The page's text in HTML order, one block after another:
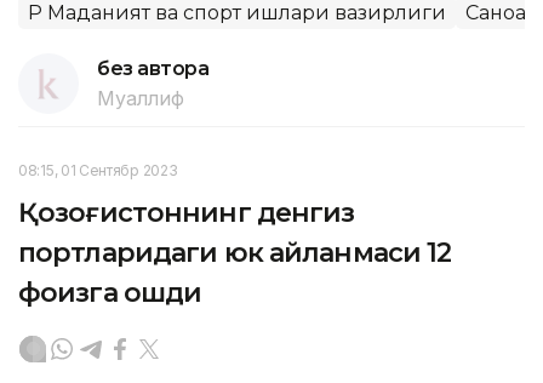
ҚР Маданият ва спорт ишлари вазирлиги Саноат
без автора
Муаллиф
08:15, 01 Сентябр 2023
Қозоғистоннинг денгиз
портларидаги юк айланмаси 12
фоизга ошди